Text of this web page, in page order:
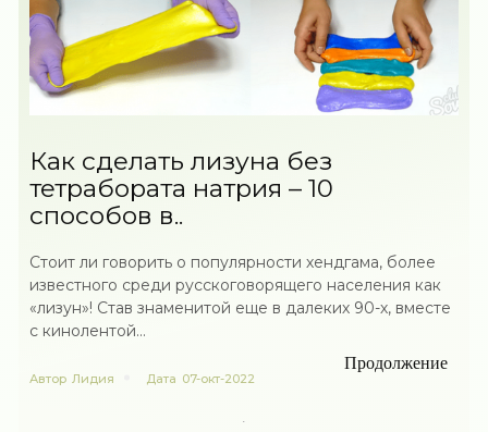
Как сделать лизуна без
тетрабората натрия – 10
способов в..
Стоит ли говорить о популярности хендгама, более
известного среди русскоговорящего населения как
«лизун»! Став знаменитой еще в далеких 90-х, вместе
с кинолентой...
Продолжение
Автор Лидия Дата 07-окт-2022